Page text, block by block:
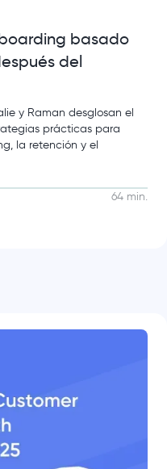
basado
del
y Raman desglosan el
prácticas para
la retención y el
64 min.